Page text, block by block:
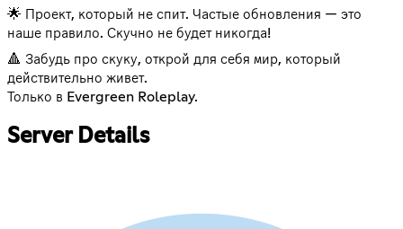
🌟 Проект, который не спит. Частые обновления — это
наше правило. Скучно не будет никогда!
🔺 Забудь про скуку, открой для себя мир, который
действительно живет.
Только в Evergreen Roleplay.
Server Details